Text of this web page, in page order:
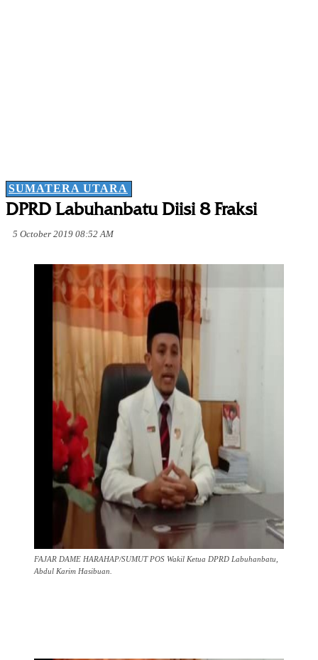
SUMATERA UTARA
DPRD Labuhanbatu Diisi 8 Fraksi
5 October 2019 08:52 AM
FAJAR DAME HARAHAP/SUMUT POS Wakil Ketua DPRD Labuhanbatu,
Abdul Karim Hasibuan.